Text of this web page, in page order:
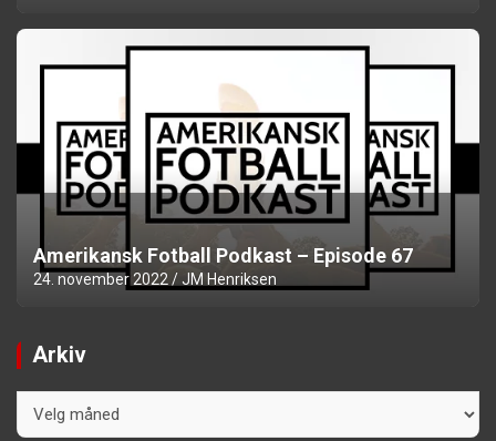
Amerikansk Fotball Podkast – Episode 67
24. november 2022 JM Henriksen
Arkiv